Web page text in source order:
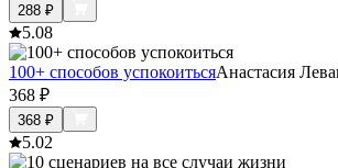
288 ₽
5.08
100+ способов успокоитьсяАнастасия
368 ₽
368 ₽
5.02